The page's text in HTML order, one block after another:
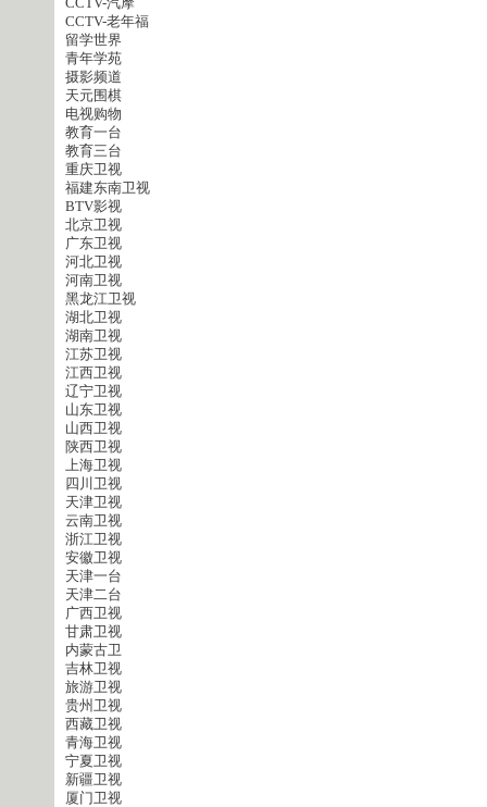
CCTV-老年福
留学世界
青年学苑
摄影频道
天元围棋
电视购物
教育一台
教育三台
重庆卫视
福建东南卫视
BTV影视
北京卫视
广东卫视
河北卫视
河南卫视
黑龙江卫视
湖北卫视
湖南卫视
江苏卫视
江西卫视
辽宁卫视
山东卫视
山西卫视
陕西卫视
上海卫视
四川卫视
天津卫视
云南卫视
浙江卫视
安徽卫视
天津一台
天津二台
广西卫视
甘肃卫视
内蒙古卫
吉林卫视
旅游卫视
贵州卫视
西藏卫视
青海卫视
宁夏卫视
新疆卫视
厦门卫视